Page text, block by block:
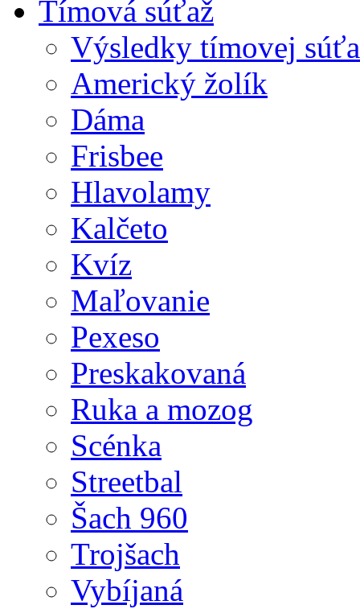
Tímová súťaž
Výsledky tímovej
Americký žolík
Dáma
Frisbee
Hlavolamy
Kalčeto
Kvíz
Maľovanie
Pexeso
Preskakovaná
Ruka a mozog
Scénka
Streetbal
Šach 960
Trojšach
Vybíjaná